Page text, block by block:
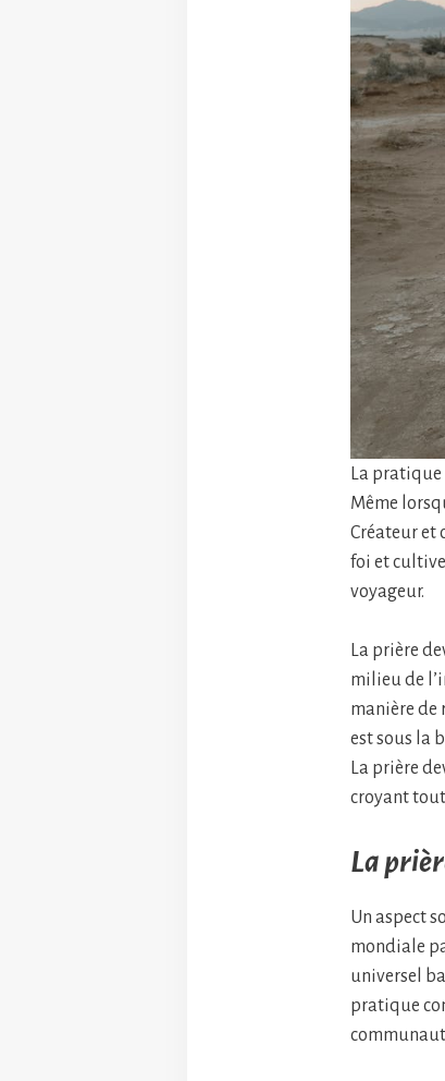
La
Même
Créateur et
foi et
voyageur.
La prière
milieu de
manière de
est sous la
La prière
croyant
La
Un aspect
mondiale
universel
pratique